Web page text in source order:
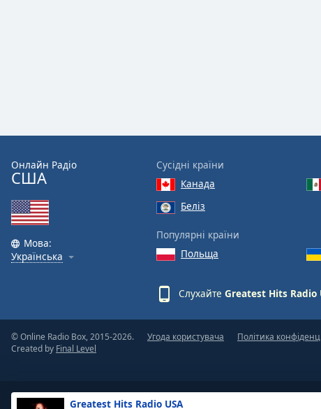
Greatest Hits Radio USA
Онлайн Радіо
США
Мова:
Українська
Сусідні країни
Канада
Беліз
Популярні країни
Польща
Слухайте Greatest Hits Radio
© Online Radio Box, 2015-2026.
Created by Final Level
Угода користувача Політика